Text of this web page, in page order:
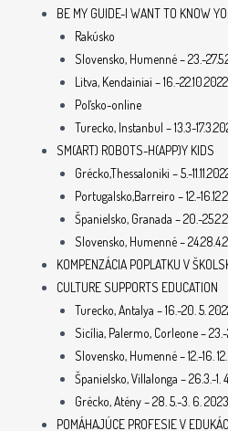
BE MY GUIDE-I WANT TO KNOW
Rakúsko
Slovensko, Humenné – 23.-
Litva, Kendainiai – 16.-22.10.2022
Poľsko-online
Turecko, Instanbul – 13.3-
SM(ART) ROBOTS-H(APP)Y KIDS
Grécko,Thessaloniki – 5.-
Portugalsko,Barreiro – 12.-
Španielsko, Granada – 20.-
Slovensko, Humenné –
KOMPENZÁCIA POPLATKU V
CULTURE SUPPORTS EDUCATION
Turecko, Antalya – 16.-20. 5.
Sicília, Palermo, Corleone –
Slovensko, Humenné – 12.-16.
Španielsko, Villalonga – 26.3.-1.
Grécko, Atény – 28. 5.-3. 6. 2023
POMÁHAJÚCE PROFESIE V